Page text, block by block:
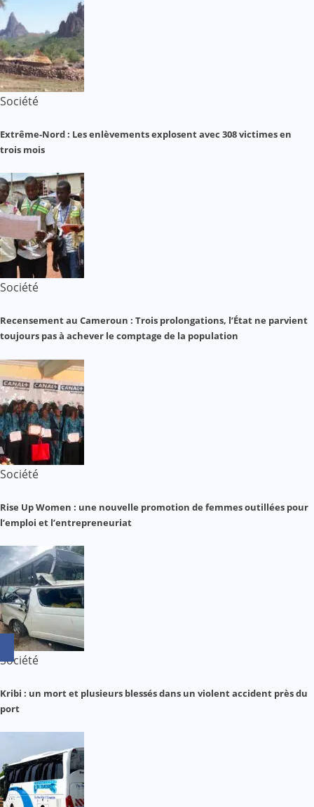
Société
Extrême-Nord : Les enlèvements explosent avec 308 victimes en
trois mois
Société
Recensement au Cameroun : Trois prolongations, l’État ne parvient
toujours pas à achever le comptage de la population
Société
Rise Up Women : une nouvelle promotion de femmes outillées pour
l’emploi et l’entrepreneuriat
Société
Kribi : un mort et plusieurs blessés dans un violent accident près du
port